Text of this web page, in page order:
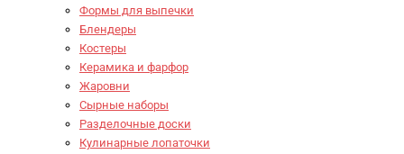
Формы для выпечки
Блендеры
Костеры
Керамика и фарфор
Жаровни
Сырные наборы
Разделочные доски
Кулинарные лопаточки